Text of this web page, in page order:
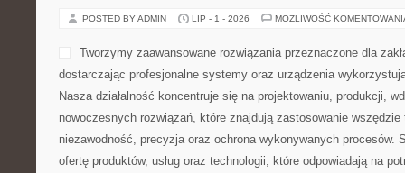
POSTED BY ADMIN LIP - 1 - 2026 MOŻLIWOŚĆ
Tworzymy zaawansowane rozwiązania przeznaczone dla
dostarczając profesjonalne systemy oraz urządzenia
Nasza działalność koncentruje się na projektowaniu, produkcji,
nowoczesnych rozwiązań, które znajdują zastosowanie
niezawodność, precyzja oraz ochrona wykonywanych procesów.
ofertę produktów, usług oraz technologii, które odpowiadają na